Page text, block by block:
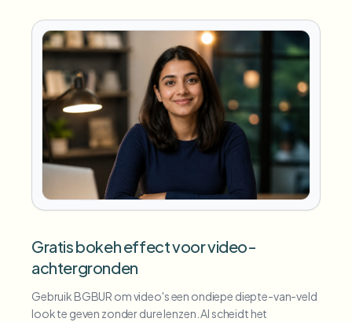
Gratis bokeh effect voor video-
achtergronden
Gebruik BGBUR om video's een ondiepe diepte-van-veld
look te geven zonder dure lenzen. AI scheidt het